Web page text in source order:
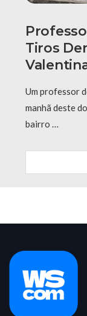
Tiros
Um professor
manhã deste
bairro …